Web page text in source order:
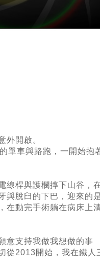
外開啟。
單車與路跑，一開始抱
線桿與護欄摔下山谷，
與脫臼的下巴，迎來的
在動完手術躺在病床上
意支持我做我想做的事
從2013開始，我在鐵人